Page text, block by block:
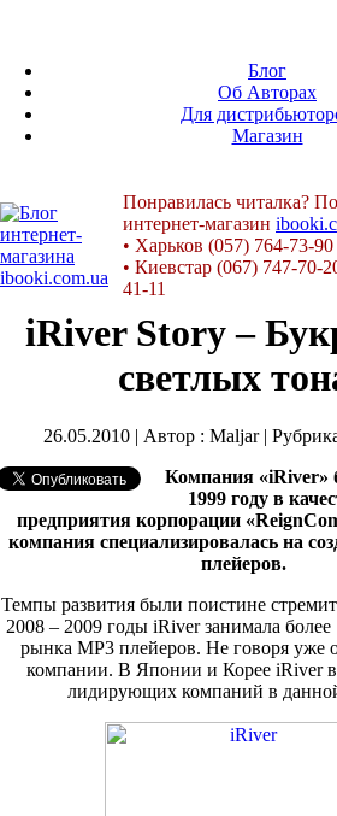
Блог
Об Авторах
Для
Магазин
Понравилась читалка?
интернет-магазин
• Харьков (057) 764-73-90
• Киевстар (067) 747-70-
41-11
iRiver Story –
светлых
26.05.2010 | Автор : Maljar |
Компания «iRiver»
1999 году в
предприятия корпорации
компания специализировалась на
плейеров.
Темпы развития были поистине
2008 – 2009 годы iRiver занимала более
рынка MP3 плейеров. Не говоря уже
компании. В Японии и Корее iRiver
лидирующих компаний в